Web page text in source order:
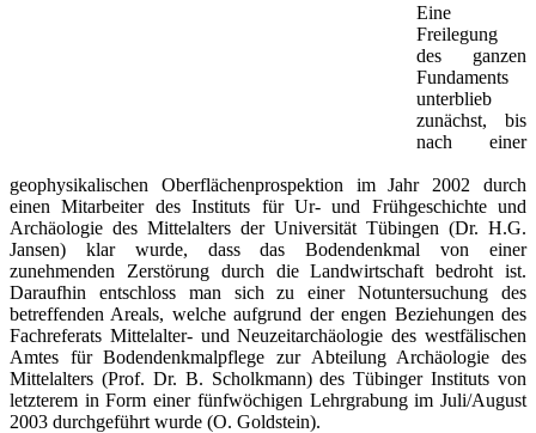
Eine
Freilegung
des ganzen
Fundaments
unterblieb
zunächst, bis
nach einer
geophysikalischen Oberflächenprospektion im Jahr 2002 durch
einen Mitarbeiter des Instituts für Ur- und Frühgeschichte und
Archäologie des Mittelalters der Universität Tübingen (Dr. H.G.
Jansen) klar wurde, dass das Bodendenkmal von einer
zunehmenden Zerstörung durch die Landwirtschaft bedroht ist.
Daraufhin entschloss man sich zu einer Notuntersuchung des
betreffenden Areals, welche aufgrund der engen Beziehungen des
Fachreferats Mittelalter- und Neuzeitarchäologie des westfälischen
Amtes für Bodendenkmalpflege zur Abteilung Archäologie des
Mittelalters (Prof. Dr. B. Scholkmann) des Tübinger Instituts von
letzterem in Form einer fünfwöchigen Lehrgrabung im Juli/August
2003 durchgeführt wurde (O. Goldstein).